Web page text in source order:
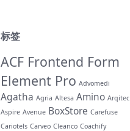
标签
ACF Frontend Form
Element Pro Advomedi
Agatha Agria Altesa Amino Arqitec
Aspire Avenue BoxStore Carefuse
Cariotels Carveo Cleanco Coachify